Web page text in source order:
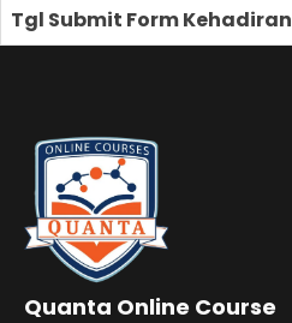
Tgl Submit Form Kehadiran
Quanta Online Course